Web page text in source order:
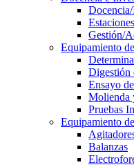
Gestión/
Equipamiento
Digestión
Ensayo
Molienda
Pruebas
Equipamiento
Balanzas